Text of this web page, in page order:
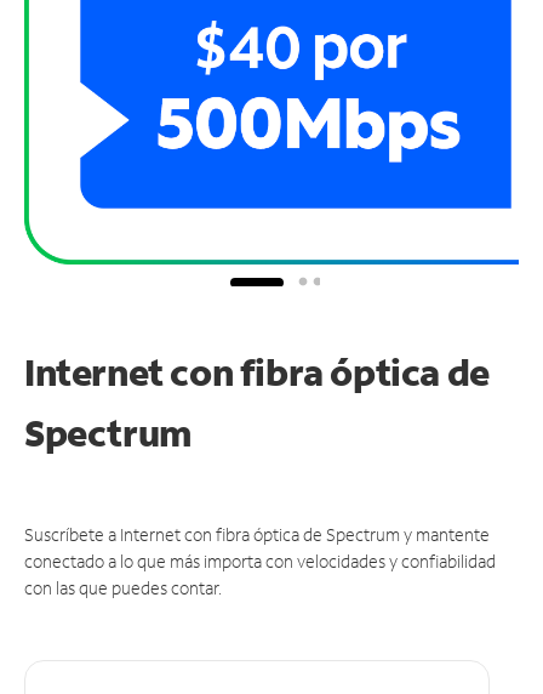
Internet con fibra óptica de
Spectrum
Suscríbete a Internet con fibra óptica de Spectrum y mantente
conectado a lo que más importa con velocidades y confiabilidad
con las que puedes contar.